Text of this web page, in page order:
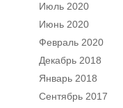
Июль 2020
Июнь 2020
Февраль 2020
Декабрь 2018
Январь 2018
Сентябрь 2017